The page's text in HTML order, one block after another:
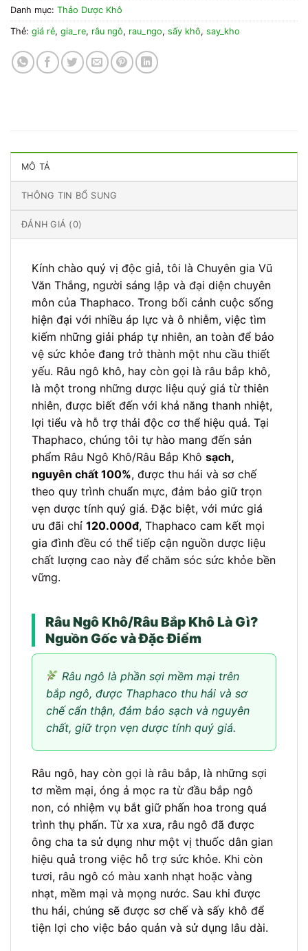
Danh mục: Thảo Dược Khô
Thẻ: giá rẻ, gia_re, râu ngô, rau_ngo, sấy khô, say_kho
MÔ TẢ
THÔNG TIN BỔ SUNG
ĐÁNH GIÁ (0)
Kính chào quý vị độc giả, tôi là Chuyên gia Vũ
Văn Thắng, người sáng lập và đại diện chuyên
môn của Thaphaco. Trong bối cảnh cuộc sống
hiện đại với nhiều áp lực và ô nhiễm, việc tìm
kiếm những giải pháp tự nhiên, an toàn để bảo
vệ sức khỏe đang trở thành một nhu cầu thiết
yếu. Râu ngô khô, hay còn gọi là râu bắp khô,
là một trong những dược liệu quý giá từ thiên
nhiên, được biết đến với khả năng thanh nhiệt,
lợi tiểu và hỗ trợ thải độc cơ thể hiệu quả. Tại
Thaphaco, chúng tôi tự hào mang đến sản
phẩm Râu Ngô Khô/Râu Bắp Khô sạch,
nguyên chất 100%, được thu hái và sơ chế
theo quy trình chuẩn mực, đảm bảo giữ trọn
vẹn dược tính quý giá. Đặc biệt, với mức giá
ưu đãi chỉ 120.000đ, Thaphaco cam kết mọi
gia đình đều có thể tiếp cận nguồn dược liệu
chất lượng cao này để chăm sóc sức khỏe bền
vững.
Râu Ngô Khô/Râu Bắp Khô Là Gì?
Nguồn Gốc và Đặc Điểm
Râu ngô là phần sợi mềm mại trên
bắp ngô, được Thaphaco thu hái và sơ
chế cẩn thận, đảm bảo sạch và nguyên
chất, giữ trọn vẹn dược tính quý giá.
Râu ngô, hay còn gọi là râu bắp, là những sợi
tơ mềm mại, óng ả mọc ra từ đầu bắp ngô
non, có nhiệm vụ bắt giữ phấn hoa trong quá
trình thụ phấn. Từ xa xưa, râu ngô đã được
ông cha ta sử dụng như một vị thuốc dân gian
hiệu quả trong việc hỗ trợ sức khỏe. Khi còn
tươi, râu ngô có màu xanh nhạt hoặc vàng
nhạt, mềm mại và mọng nước. Sau khi được
thu hái, chúng sẽ được sơ chế và sấy khô để
tiện lợi cho việc bảo quản và sử dụng lâu dài.